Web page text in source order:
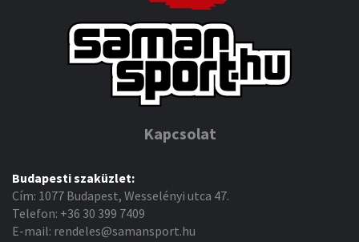
Kapcsolat
Budapesti szaküzlet:
Cím: 1077 Budapest, Wesselényi utca 47.
Telefon: +36 30 399 7409
E-mail: rendeles@samansport.hu